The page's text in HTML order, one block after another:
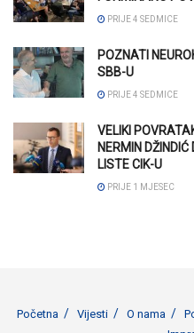
PRIJE 4 SEDMICE
POZNATI
SBB-U
PRIJE 4 SEDMICE
VELIKI
NERMIN
LISTE CIK-U
PRIJE 1 MJESEC
Početna Vijesti O nama